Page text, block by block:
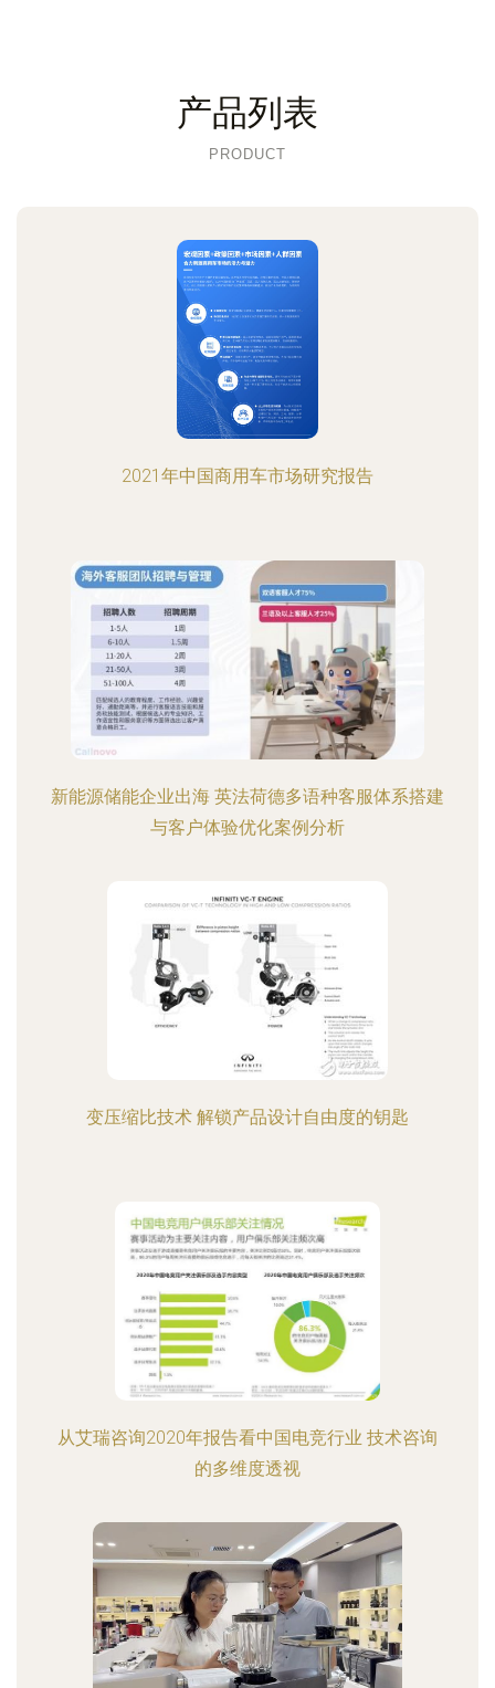
产品列表
PRODUCT
2021年中国商用车市场研究报告
新能源储能企业出海 英法荷德多语种客服体系搭建
与客户体验优化案例分析
变压缩比技术 解锁产品设计自由度的钥匙
从艾瑞咨询2020年报告看中国电竞行业 技术咨询
的多维度透视